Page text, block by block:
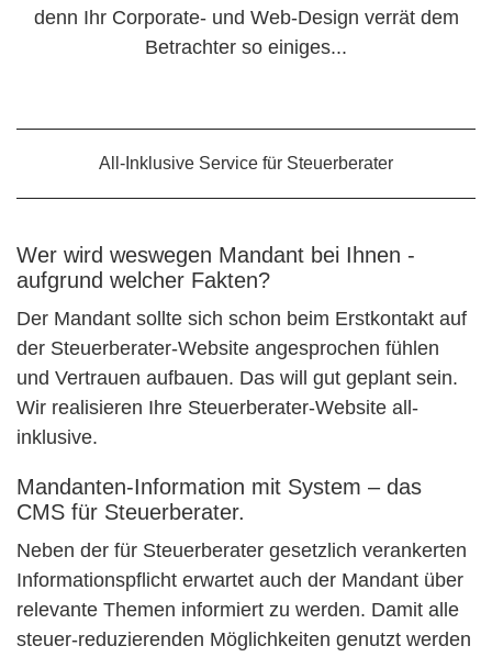
denn Ihr Corporate- und Web-Design verrät dem
Betrachter so einiges...
All-Inklusive Service für Steuerberater
Wer wird weswegen Mandant bei Ihnen -
aufgrund welcher Fakten?
Der Mandant sollte sich schon beim Erstkontakt auf
der Steuerberater-Website angesprochen fühlen
und Vertrauen aufbauen. Das will gut geplant sein.
Wir realisieren Ihre Steuerberater-Website all-
inklusive.
Mandanten-Information mit System – das
CMS für Steuerberater.
Neben der für Steuerberater gesetzlich verankerten
Informationspflicht erwartet auch der Mandant über
relevante Themen informiert zu werden. Damit alle
steuer-reduzierenden Möglichkeiten genutzt werden